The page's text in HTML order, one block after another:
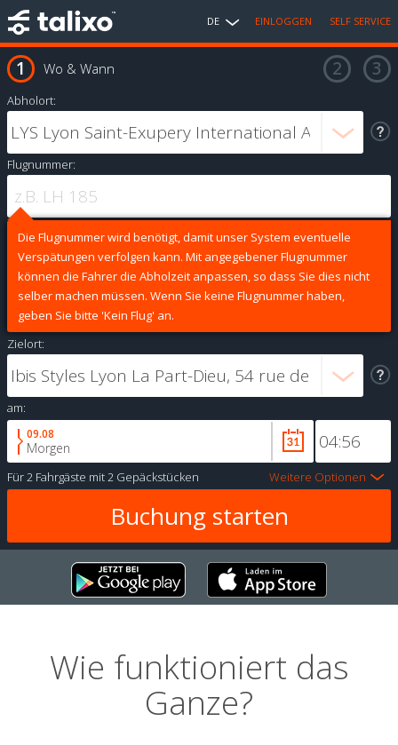
DE EINLOGGEN SELF SERVICE
Wo & Wann
Abholort:
Flugnummer:
Die Flugnummer wird benötigt, damit unser System eventuelle
Verspätungen verfolgen kann. Mit angegebener Flugnummer
können die Fahrer die Abholzeit anpassen, so dass Sie dies nicht
selber machen müssen. Wenn Sie keine Flugnummer haben,
geben Sie bitte 'Kein Flug' an.
Zielort:
am:
09.08
Morgen
Für2 Fahrgäste mit2 Gepäckstücken Weitere Optionen
Wie funktioniert das
Ganze?